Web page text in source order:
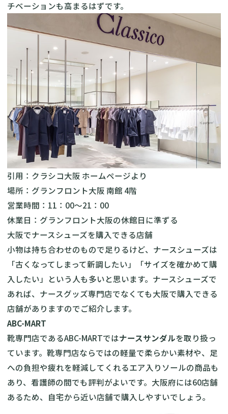
チベーションも高まるはずです。
引用： クラシコ大阪 ホームページより
場所：グランフロント大阪 南館 4階
営業時間：11：00～21：00
休業日：グランフロント大阪の休館日に準ずる
大阪でナースシューズを購入できる店舗
小物は持ち合わせのもので足りるけど、ナースシューズは
「古くなってしまって新調したい」「サイズを確かめて購
入したい」という人も多いと思います。ナースシューズで
あれば、ナースグッズ専門店でなくても大阪で購入できる
店舗がありますのでご紹介します。
ABC-MART
靴専門店であるABC-MARTではナースサンダルを取り扱っ
ています。靴専門店ならではの軽量で柔らかい素材や、足
への負担や疲れを軽減してくれるエア入りソールの商品も
あり、看護師の間でも評判がよいです。大阪府には60店舗
あるため、自宅から近い店舗で購入しやすいでしょう。